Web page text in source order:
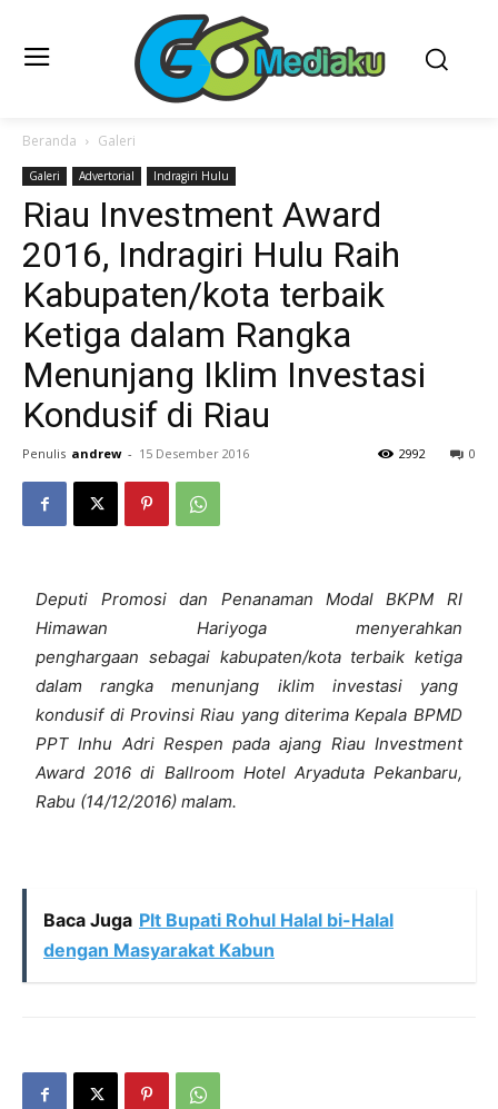
Beranda Galeri
Galeri Advertorial Indragiri Hulu
Riau Investment Award
2016, Indragiri Hulu Raih
Kabupaten/kota terbaik
Ketiga dalam Rangka
Menunjang Iklim Investasi
Kondusif di Riau
Penulis andrew - 15 Desember 2016 0
2992
Deputi Promosi dan Penanaman Modal BKPM RI
Himawan Hariyoga menyerahkan
penghargaan sebagai kabupaten/kota terbaik ketiga
dalam rangka menunjang iklim investasi yang
kondusif di Provinsi Riau yang diterima Kepala BPMD
PPT Inhu Adri Respen pada ajang Riau Investment
Award 2016 di Ballroom Hotel Aryaduta Pekanbaru,
Rabu (14/12/2016) malam.
Baca Juga Plt Bupati Rohul Halal bi-Halal
dengan Masyarakat Kabun